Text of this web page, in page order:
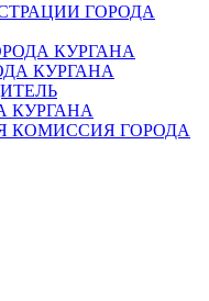
ГОРОДА
КУРГАНА
КУРГАНА
КУРГАНА
КОМИССИЯ ГОРОДА